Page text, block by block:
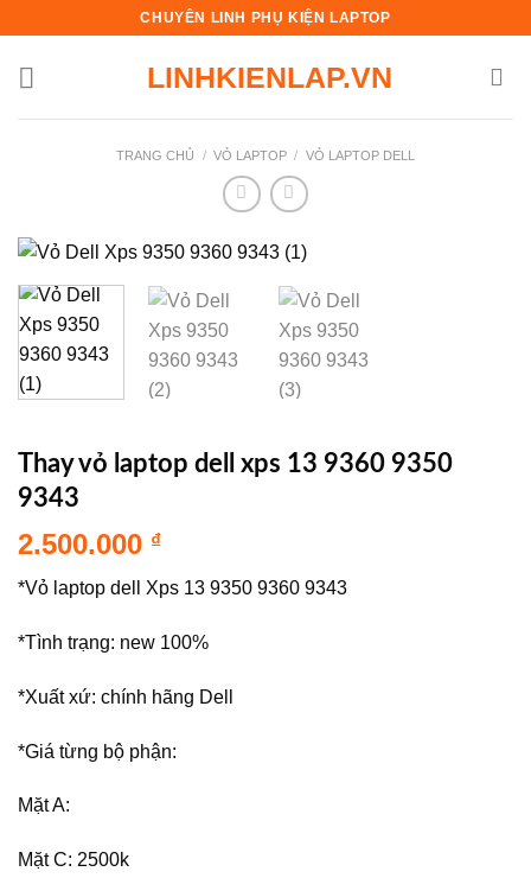
content
CHUYÊN LINH PHỤ KIỆN LAPTOP
LINHKIENLAP.VN
TRANG CHỦ / VỎ LAPTOP / VỎ LAPTOP DELL
Thay vỏ laptop dell xps 13 9360 9350
9343
2.500.000 ₫
*Vỏ laptop dell Xps 13 9350 9360 9343
*Tình trạng: new 100%
*Xuất xứ: chính hãng Dell
*Giá từng bộ phận:
Mặt A:
Mặt C: 2500k